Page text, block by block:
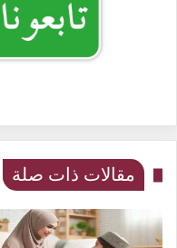
مقالات ذات صلة